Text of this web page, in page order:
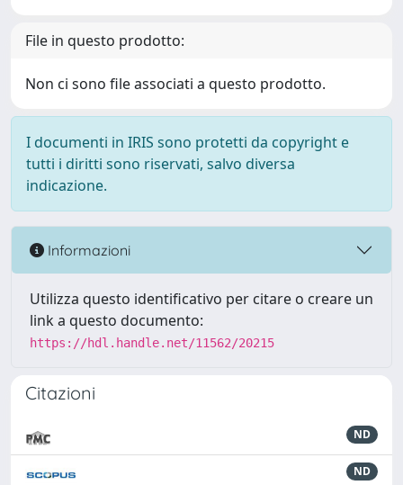
File in questo prodotto:
Non ci sono file associati a questo prodotto.
I documenti in IRIS sono protetti da copyright e
tutti i diritti sono riservati, salvo diversa
indicazione.
Informazioni
Utilizza questo identificativo per citare o creare un
link a questo documento:
https://hdl.handle.net/11562/20215
Citazioni
ND
ND